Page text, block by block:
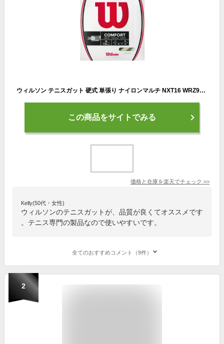
ウィルソン テニスガット 硬式 単張り ナイロンマルチ NXT16 WRZ942700 wilson
この商品をサイトでみる
価格と在庫を楽天でチェック >>
Kelly(50代・女性)
ウィルソンのテニスガットが、品質が良くてオススメです
。テニス専門の製品なので使いやすいです。
全てのおすすめコメント（9件）
2